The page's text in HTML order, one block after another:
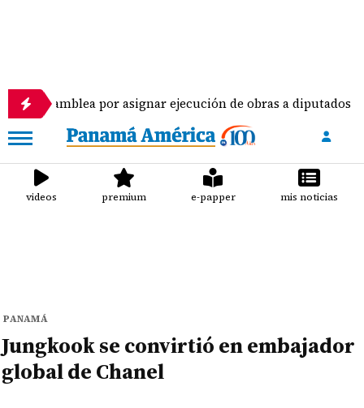
por asignar ejecución de obras a diputados
videos premium e-papper mis noticias
PANAMÁ
Jungkook se convirtió en embajador
global de Chanel